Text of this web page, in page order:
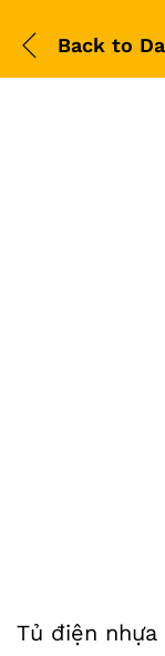
Back to
Tủ điện